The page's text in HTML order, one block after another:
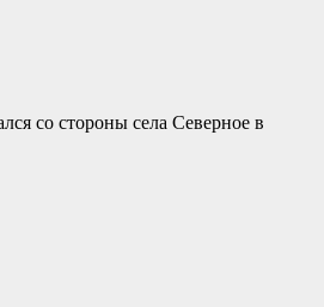
со стороны села Северное в